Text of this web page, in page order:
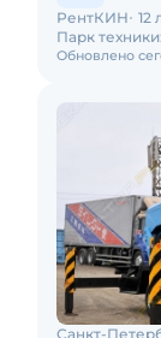
Обновлено
РентКИН 12
Парк техники:
Санкт-